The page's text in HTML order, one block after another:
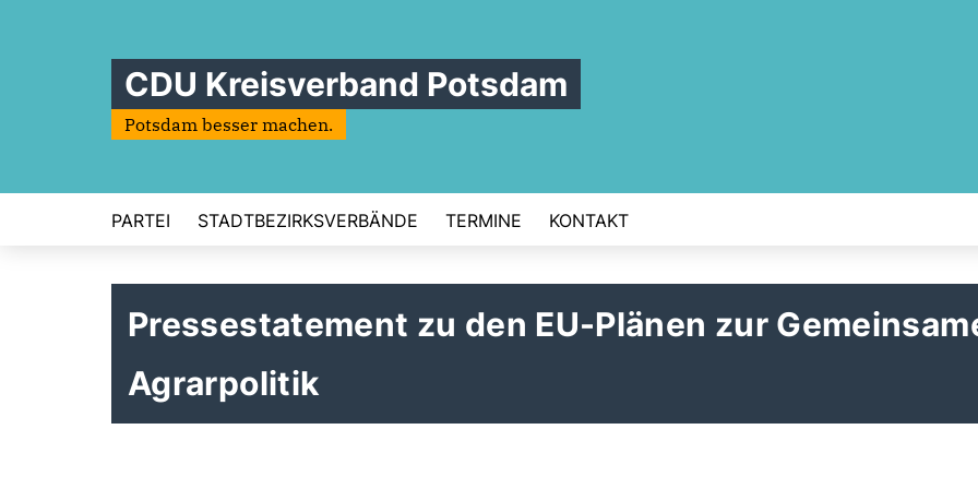
CDU Kreisverband Potsdam
Potsdam besser machen.
PARTEI STADTBEZIRKSVERBÄNDE TERMINE KONTAKT
Pressestatement zu den EU-Plänen zur
Agrarpolitik